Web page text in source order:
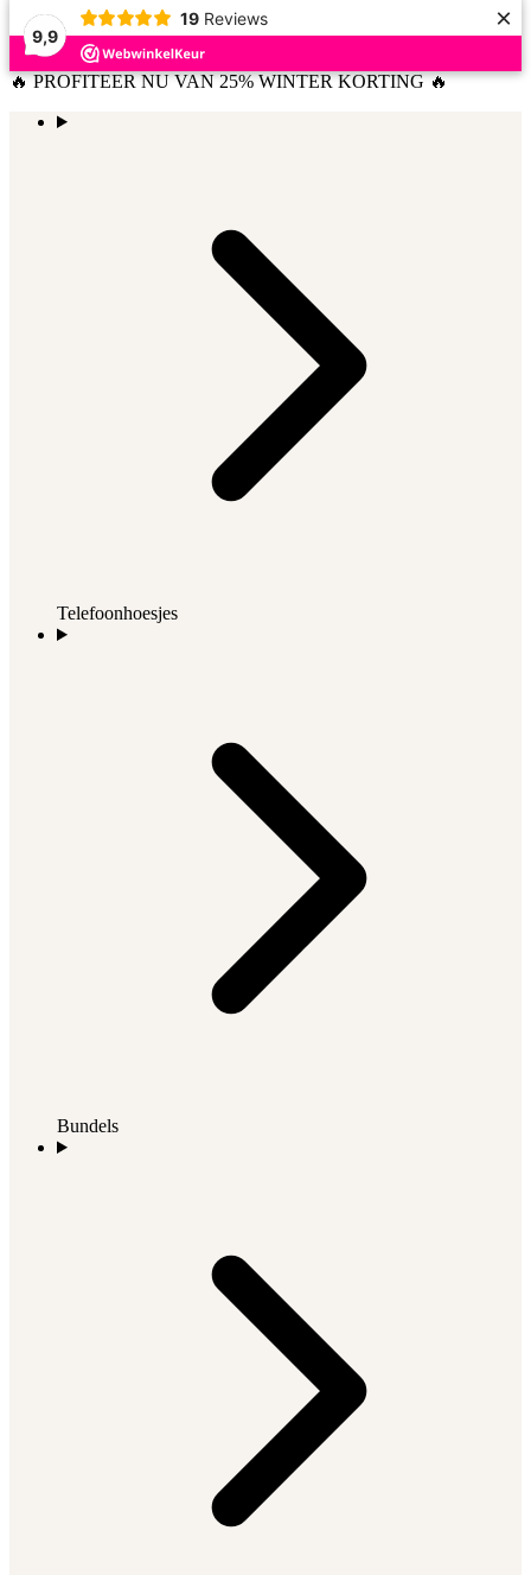
9,9
19 Reviews ×
🔥 PROFITEER NU VAN 25% WINTER KORTING 🔥
Telefoonhoesjes
Bundels